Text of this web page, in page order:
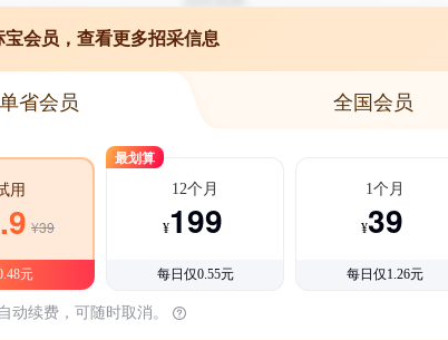
宝会员，查看更多招采信息
单省会员 全国会员
用
¥39
元
最划算
12个月
¥199
每日仅0.55元
1个月
¥39
每日仅1.26元
动续费，可随时取消。